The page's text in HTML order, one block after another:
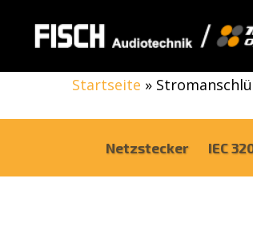
Startseite »
Netzstecker IEC